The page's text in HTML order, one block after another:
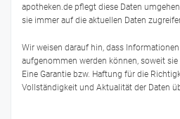
apotheken.de pflegt diese Daten
sie immer auf die aktuellen Daten
Wir weisen darauf hin, dass
aufgenommen werden können, soweit sie
Eine Garantie bzw. Haftung für die
Vollständigkeit und Aktualität der Daten